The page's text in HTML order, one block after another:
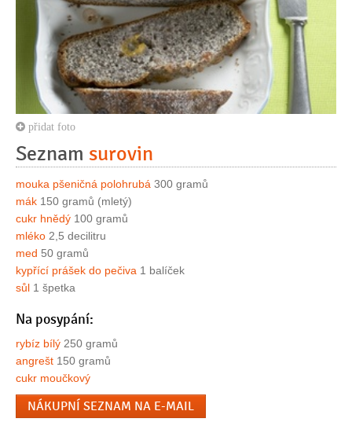
přidat foto
Seznam surovin
mouka pšeničná polohrubá 300 gramů
mák 150 gramů (mletý)
cukr hnědý 100 gramů
mléko 2,5 decilitru
med 50 gramů
kypřící prášek do pečiva 1 balíček
sůl 1 špetka
Na posypání:
rybíz bílý 250 gramů
angrešt 150 gramů
cukr moučkový
NÁKUPNÍ SEZNAM NA E-MAIL